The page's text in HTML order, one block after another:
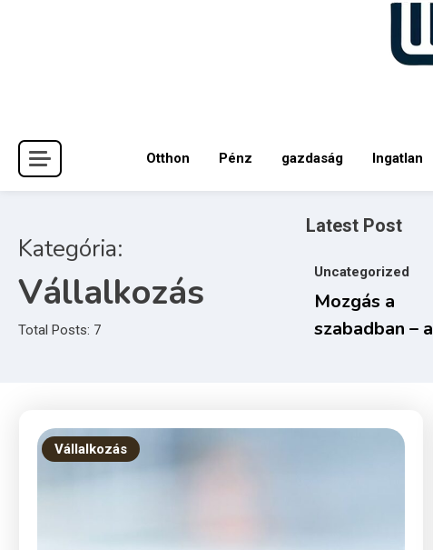
Otthon Pénz gazdaság Ingatlan
Kategória:
Vállalkozás
Total Posts: 7
Latest Post
Uncategorized
Mozgás a
szabadban – a
Vállalkozás